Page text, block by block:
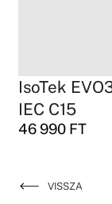
IsoTek
IEC C15
46 990 FT
VISSZA